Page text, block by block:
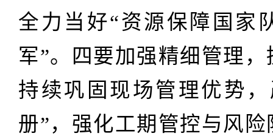
全力当好“资源保障国家
军”。四要加强精细管理
持续巩固现场管理优势
册”，强化工期管控与风